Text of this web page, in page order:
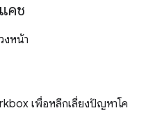
คช
งหน้า
เพื่อหลีกเลี่ยงปัญหาโค